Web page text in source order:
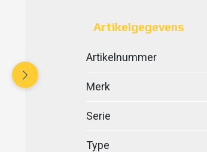
Artikelgegevens
Artikelnummer
Merk
Serie
Type